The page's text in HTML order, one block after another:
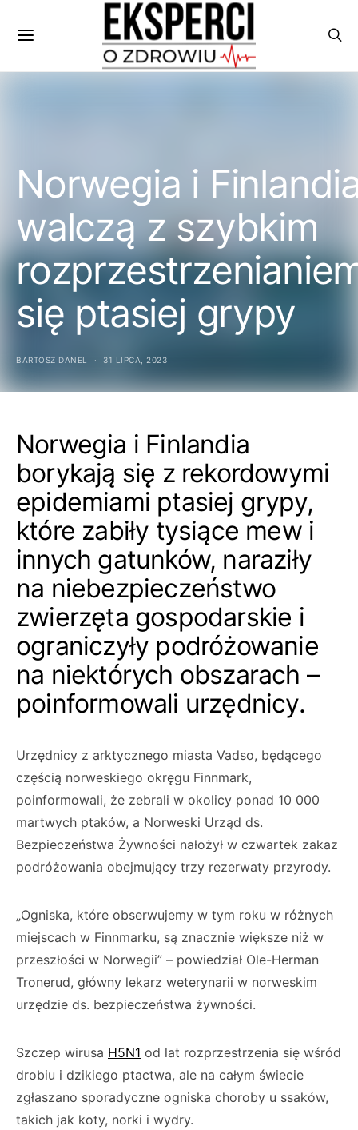
Norwegia i
walczą z szybkim
się ptasiej grypy
BARTOSZ DANEL 31 LIPCA, 2023
Norwegia i Finlandia
borykają się z rekordowymi
epidemiami ptasiej grypy,
które zabiły tysiące mew i
innych gatunków, naraziły
na niebezpieczeństwo
zwierzęta gospodarskie i
ograniczyły podróżowanie
na niektórych obszarach –
poinformowali urzędnicy.
Urzędnicy z arktycznego miasta Vadso, będącego
częścią norweskiego okręgu Finnmark,
poinformowali, że zebrali w okolicy ponad 10 000
martwych ptaków, a Norweski Urząd ds.
Bezpieczeństwa Żywności nałożył w czwartek zakaz
podróżowania obejmujący trzy rezerwaty przyrody.
„Ogniska, które obserwujemy w tym roku w różnych
miejscach w Finnmarku, są znacznie większe niż w
przeszłości w Norwegii” – powiedział Ole-Herman
Tronerud, główny lekarz weterynarii w norweskim
urzędzie ds. bezpieczeństwa żywności.
Szczep wirusa H5N1 od lat rozprzestrzenia się wśród
drobiu i dzikiego ptactwa, ale na całym świecie
zgłaszano sporadyczne ogniska choroby u ssaków,
takich jak koty, norki i wydry.